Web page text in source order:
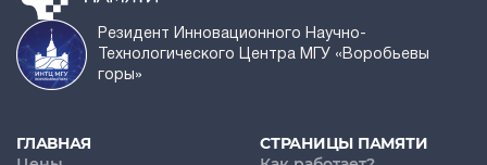
Резидент Инновационного Научно-
Технологического Центра МГУ «Воробьевы
горы»
ГЛАВНАЯ
СТРАНИЦЫ ПАМЯТИ